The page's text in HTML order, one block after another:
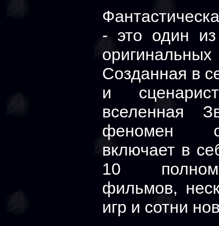
- это один
Созданная в
и
вселенная
феномен
включает в
10
фильмов,
игр и сотни